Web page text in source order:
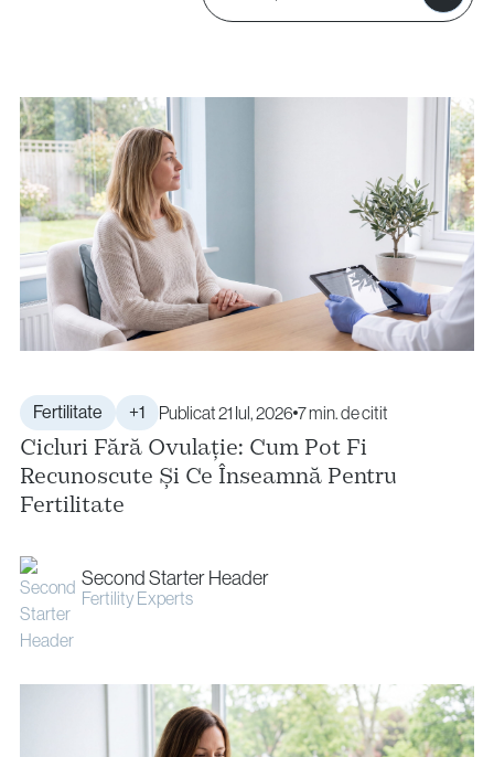
Laparoscopie
Îndepărtarea Fibromului Uterin
Îndepărtarea Chisturilor Ovariene
Repermeabilizarea Trompelor Uterine
Tratamentul Endometriozei
Întrebări?
Sună-ne
Call Center:+40 219 676sau+40 729 940 799
Luni – Vineri: 09:00 – 17:00
Email:
info@vythoulkas.ro
Politica de confidențialitatePolitica cookie
Fertilitate +1 Publicat 21 Iul, 2026 7 min. de citit
Cicluri Fără Ovulație: Cum Pot Fi
Recunoscute Și Ce Înseamnă Pentru
Fertilitate
Second Starter Header
Fertility Experts